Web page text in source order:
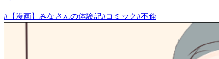
# 【漫画】みなさんの体験記#コミック#不倫